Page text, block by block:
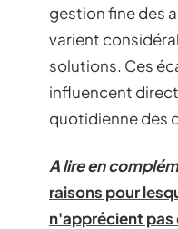
gestion fine des
varient
solutions. Ces
influencent
quotidienne des
A lire en
raisons pour
n'apprécient pas